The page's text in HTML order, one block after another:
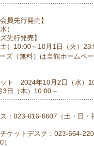
員先行発売】
）
先行発売】
）10:00～10月1日（火）
（無料）は当館ホームペ
ト 2024年10月2日（水）
（木）10:00～
：023-616-6607（土・日・
ケットデスク：023-664-